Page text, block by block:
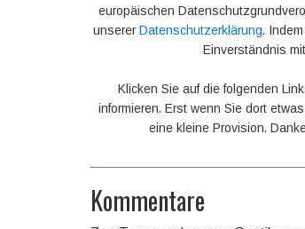
europäischen
unsererDatenschutzerklärung.
Einverständnis
Klicken Sie auf die folgenden
informieren. Erst wenn Sie dort
eine kleine Provision.
Kommentare